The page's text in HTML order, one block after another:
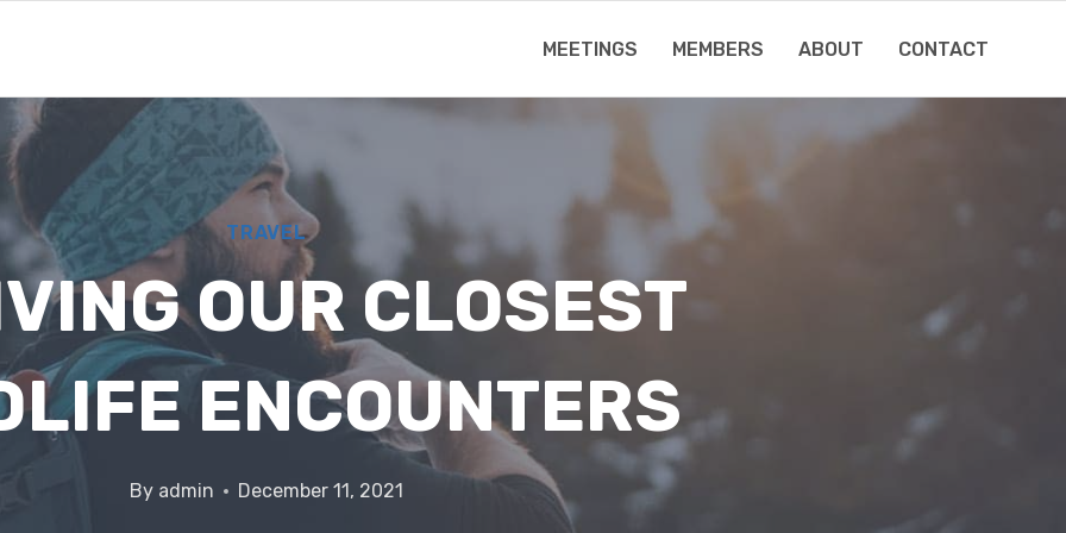
MEETINGS MEMBERS ABOUT CONTACT
TRAVEL
OUR CLOSEST
ENCOUNTERS
By admin December 11, 2021